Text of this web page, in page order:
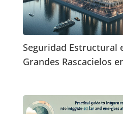
Seguridad Estructural
Grandes Rascacielos